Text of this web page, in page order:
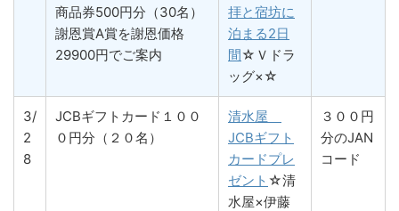
商品券500円分（30名）
謝恩賞A賞を謝恩価格
29900円でご案内
拝と宿坊に
泊まる2日
間☆Ｖドラ
ッグ×☆
3/
2
8
JCBギフトカード１００
０円分（２０名）
清水屋
JCBギフト
カードプレ
ゼント ☆清
水屋×伊藤
３００円
分のJAN
コード